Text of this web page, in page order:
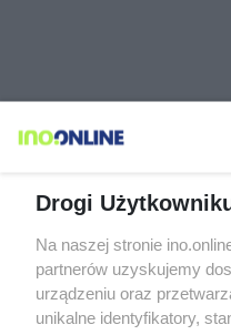
Drogi
Na naszej stronie
partnerów uzyskujemy
urządzeniu oraz
unikalne identyfikatory,